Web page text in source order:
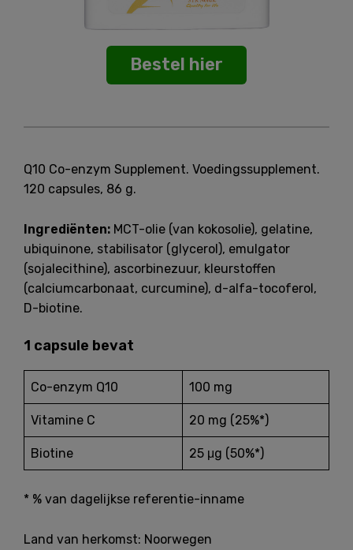
Bestel hier
Q10 Co-enzym Supplement. Voedingssupplement.
120 capsules, 86 g.
Ingrediënten: MCT-olie (van kokosolie), gelatine,
ubiquinone, stabilisator (glycerol), emulgator
(sojalecithine), ascorbinezuur, kleurstoffen
(calciumcarbonaat, curcumine), d-alfa-tocoferol,
D-biotine.
1 capsule bevat
Co-enzym Q10 100 mg
Vitamine C 20 mg (25%*)
Biotine 25 μg (50%*)
* % van dagelijkse referentie-inname
Land van herkomst: Noorwegen